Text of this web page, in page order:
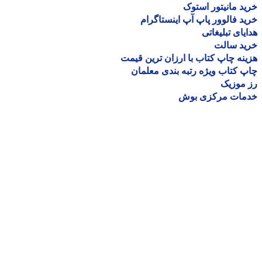
مانیتور استوک
فالوور پاپ آپ اینستاگرام
تبلیغاتی
سالت
چاپ کتاب با ارزان ترین قیمت
کتاب ویژه رتبه بندی معلمان
موزیک
مرکزی بوش